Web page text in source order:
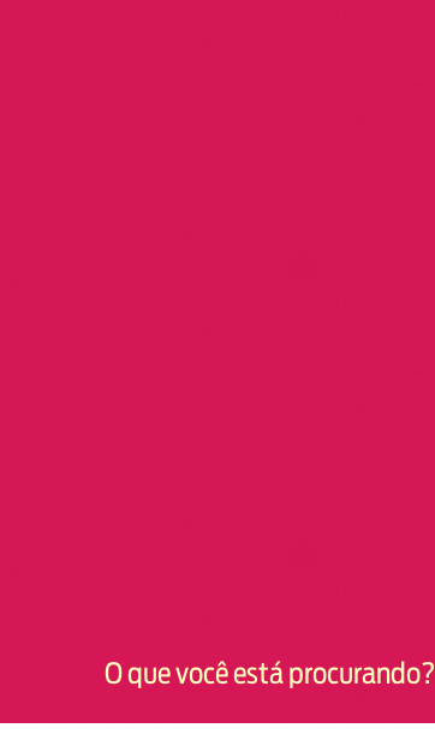
O que você está procurando?